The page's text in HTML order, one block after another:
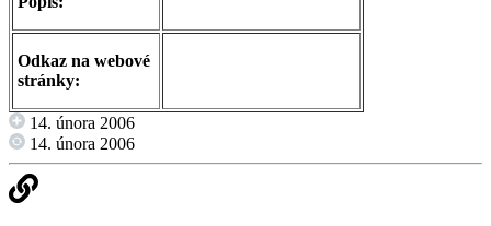
Odkaz na webové
stránky:
14. února 2006
14. února 2006